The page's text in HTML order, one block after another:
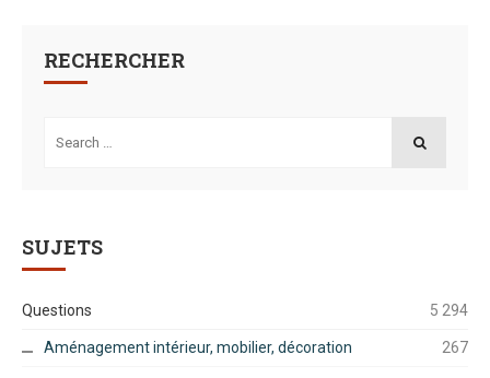
RECHERCHER
for:
SUJETS
Questions 5 294
Aménagement intérieur, mobilier, décoration 267